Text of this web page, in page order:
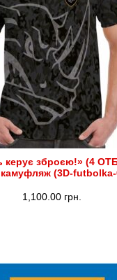
керує зброєю!» (4
(3D-futbolka-
1,100.00 грн.